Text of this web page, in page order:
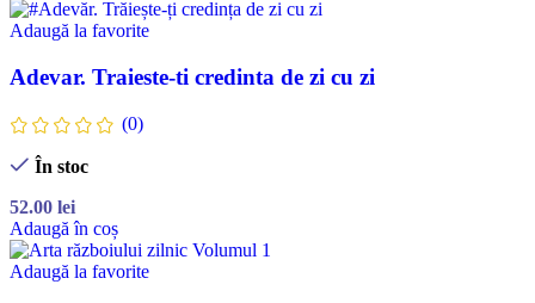
Adaugă la favorite
Adevar. Traieste-ti credinta de zi cu zi
(0)
În stoc
52.00 lei
Adaugă în coș
Adaugă la favorite